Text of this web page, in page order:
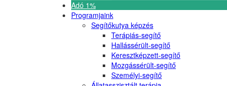
Adó 1%
Programjaink
Segítőkutya képzés
Terápiás-segítő
Hallássérült-segítő
Keresztképzett-segítő
Mozgássérült-segítő
Személyi-segítő